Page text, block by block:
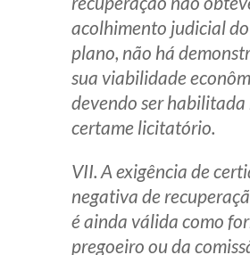
acolhimento judicial
plano, não há
sua viabilidade
devendo ser habilitada
certame licitatório.
VII. A exigência de
negativa de
é ainda válida como
pregoeiro ou da